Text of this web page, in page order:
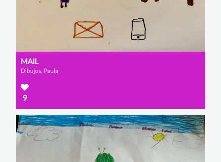
MAIL
Dibujos, Paula
9